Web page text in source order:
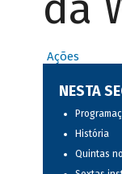
Ações
NESTA
História
Quintas